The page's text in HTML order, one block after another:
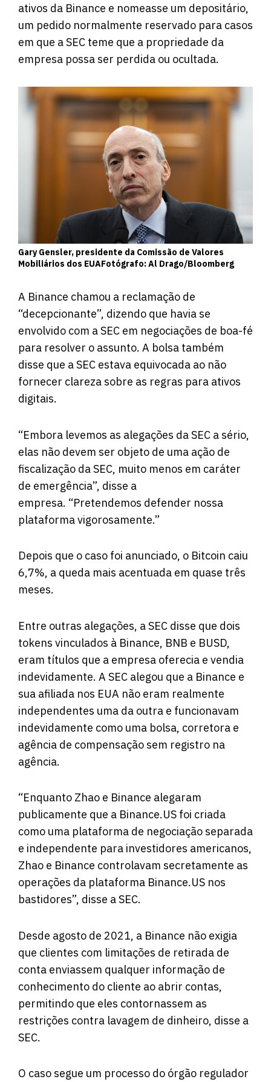
ativos da Binance e nomeasse um depositário,
um pedido normalmente reservado para casos
em que a SEC teme que a propriedade da
empresa possa ser perdida ou ocultada.
Gary Gensler, presidente da Comissão de Valores
Mobiliários dos EUAFotógrafo: Al Drago/Bloomberg
A Binance chamou a reclamação de
“decepcionante”, dizendo que havia se
envolvido com a SEC em negociações de boa-fé
para resolver o assunto. A bolsa também
disse que a SEC estava equivocada ao não
fornecer clareza sobre as regras para ativos
digitais.
“Embora levemos as alegações da SEC a sério,
elas não devem ser objeto de uma ação de
fiscalização da SEC, muito menos em caráter
de emergência”, disse a
empresa. “Pretendemos defender nossa
plataforma vigorosamente.”
Depois que o caso foi anunciado, o Bitcoin caiu
6,7%, a queda mais acentuada em quase três
meses.
Entre outras alegações, a SEC disse que dois
tokens vinculados à Binance, BNB e BUSD,
eram títulos que a empresa oferecia e vendia
indevidamente. A SEC alegou que a Binance e
sua afiliada nos EUA não eram realmente
independentes uma da outra e funcionavam
indevidamente como uma bolsa, corretora e
agência de compensação sem registro na
agência.
“Enquanto Zhao e Binance alegaram
publicamente que a Binance.US foi criada
como uma plataforma de negociação separada
e independente para investidores americanos,
Zhao e Binance controlavam secretamente as
operações da plataforma Binance.US nos
bastidores”, disse a SEC.
Desde agosto de 2021, a Binance não exigia
que clientes com limitações de retirada de
conta enviassem qualquer informação de
conhecimento do cliente ao abrir contas,
permitindo que eles contornassem as
restrições contra lavagem de dinheiro, disse a
SEC.
O caso segue um processo do órgão regulador